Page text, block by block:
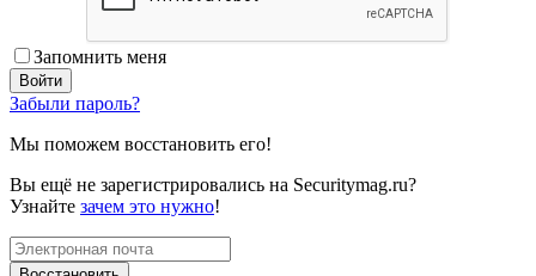
Запомнить меня
Забыли пароль?
Мы поможем восстановить его!
Вы ещё не зарегистрировались на Securitymag.ru?
Узнайте зачем это нужно!